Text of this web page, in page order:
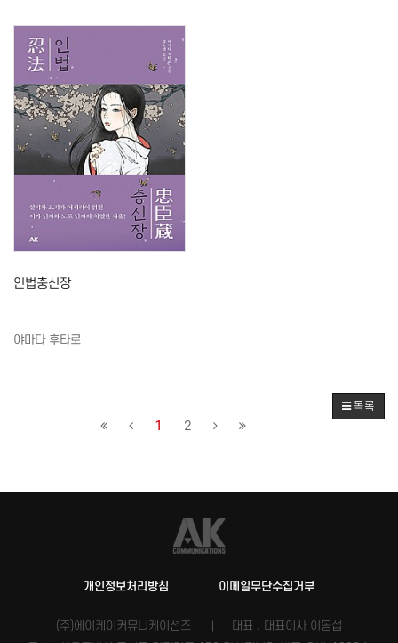
인법충신장
야마다 후타로
목록
1 2
개인정보처리방침 이메일무단수집거부
(주)에이케이커뮤니케이션즈
대표 : 대표이사 이동섭